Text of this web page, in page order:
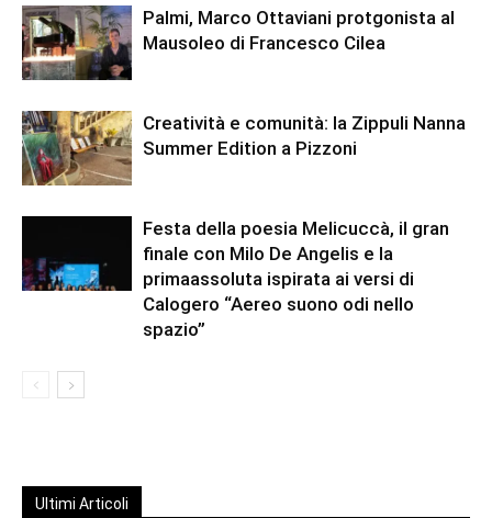
Palmi, Marco Ottaviani protgonista al
Mausoleo di Francesco Cilea
Creatività e comunità: la Zippuli Nanna
Summer Edition a Pizzoni
Festa della poesia Melicuccà, il gran
finale con Milo De Angelis e la
primaassoluta ispirata ai versi di
Calogero “Aereo suono odi nello
spazio”
Ultimi Articoli